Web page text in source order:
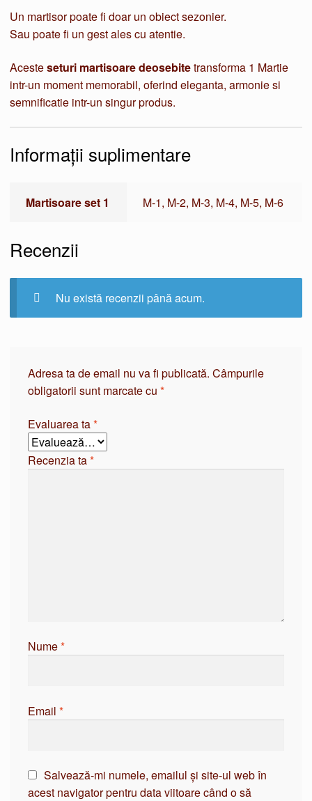
Un martisor poate fi doar un obiect sezonier.
Sau poate fi un gest ales cu atentie.
Acesteseturi martisoare deosebitetransforma 1 Martie
intr-un moment memorabil, oferind eleganta, armonie si
semnificatie intr-un singur produs.
Informații suplimentare
Martisoare set 1 M-1, M-2, M-3, M-4, M-5, M-6
Recenzii
Nu există recenzii până acum.
Adresa ta de email nu va fi publicată. Câmpurile
obligatorii sunt marcate cu *
Evaluarea ta*
Recenzia ta*
Nume*
Email *
Salvează-mi numele, emailul și site-ul web în
acest navigator pentru data viitoare când o să